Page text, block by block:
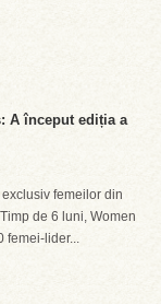
A început ediția a
femeilor din
de 6 luni, Women
femei-lider...